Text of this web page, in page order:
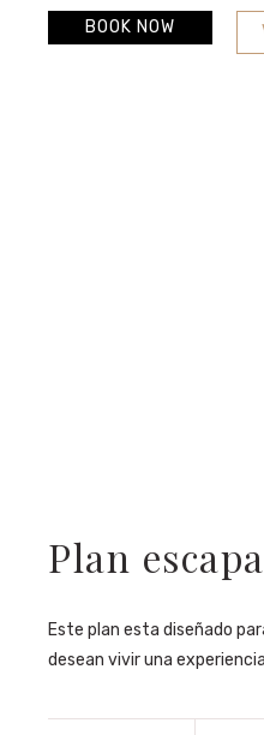
BOOK NOW
Plan
Este plan esta diseñado
desean vivir una